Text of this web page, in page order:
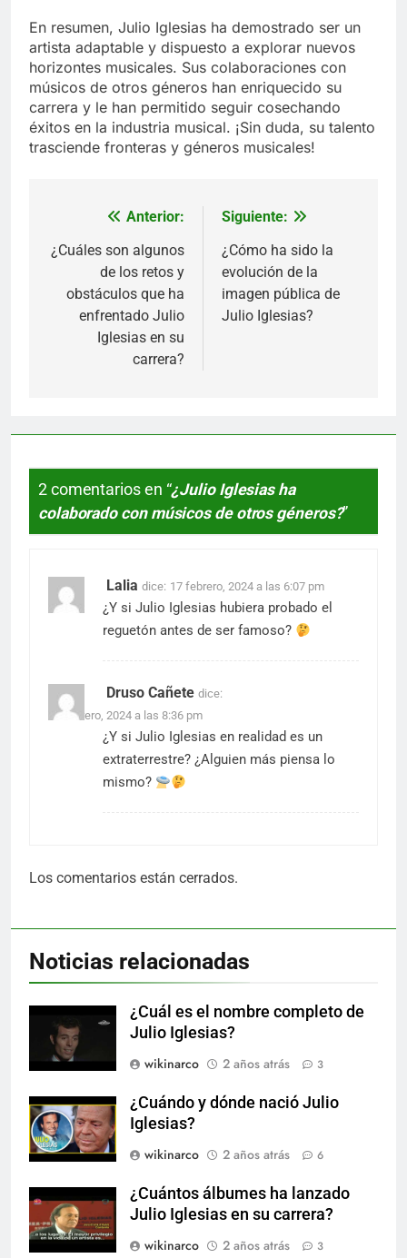
En resumen, Julio Iglesias ha demostrado ser un
artista adaptable y dispuesto a explorar nuevos
horizontes musicales. Sus colaboraciones con
músicos de otros géneros han enriquecido su
carrera y le han permitido seguir cosechando
éxitos en la industria musical. ¡Sin duda, su talento
trasciende fronteras y géneros musicales!
Navegación
de
entradas
Anterior:
¿Cuáles son algunos
de los retos y
obstáculos que ha
enfrentado Julio
Iglesias en su
carrera?
Siguiente:
¿Cómo ha sido la
evolución de la
imagen pública de
Julio Iglesias?
2 comentarios en “¿Julio Iglesias ha
colaborado con músicos de otros géneros?”
Lalia dice: 17 febrero, 2024 a las 6:07 pm
¿Y si Julio Iglesias hubiera probado el
reguetón antes de ser famoso?
Druso Cañete dice:
17 febrero, 2024 a las 8:36 pm
¿Y si Julio Iglesias en realidad es un
extraterrestre? ¿Alguien más piensa lo
mismo?
Los comentarios están cerrados.
Noticias relacionadas
¿Cuál es el nombre completo de
Julio Iglesias?
wikinarco
2 años atrás 3
¿Cuándo y dónde nació Julio
Iglesias?
wikinarco
2 años atrás 6
¿Cuántos álbumes ha lanzado
Julio Iglesias en su carrera?
wikinarco
2 años atrás 3